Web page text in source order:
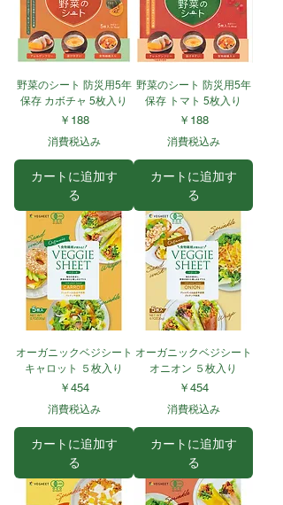
野菜のシート 防災用5年
保存 カボチャ 5枚入り
価格
￥188
消費税込み
カートに追加す
る
野菜のシート 防災用5年
保存 トマト 5枚入り
価格
￥188
消費税込み
カートに追加す
る
オーガニックベジシート
キャロット ５枚入り
価格
￥454
消費税込み
カートに追加す
る
オーガニックベジシート
オニオン ５枚入り
価格
￥454
消費税込み
カートに追加す
る